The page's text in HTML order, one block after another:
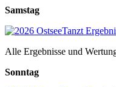
Samstag
Alle Ergebnisse und
Sonntag